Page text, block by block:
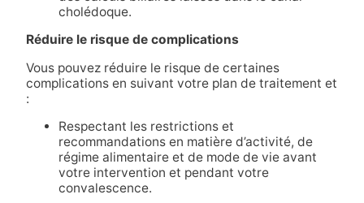
cholédoque.
Réduire le risque de complications
Vous pouvez réduire le risque de certaines
complications en suivant votre plan de traitement et
:
Respectant les restrictions et
recommandations en matière d’activité, de
régime alimentaire et de mode de vie avant
votre intervention et pendant votre
convalescence.